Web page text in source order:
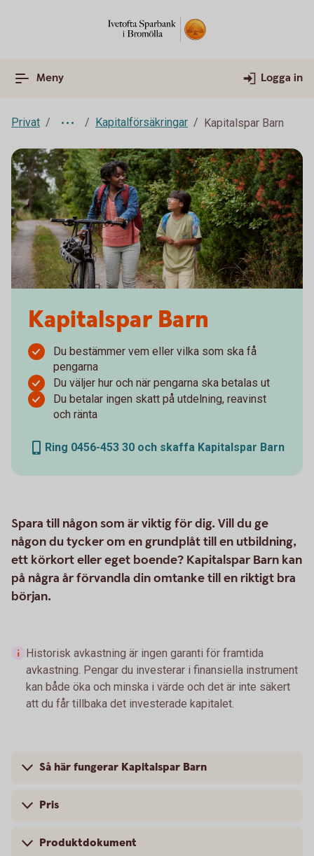
Meny Logga in
Privat Kapitalförsäkringar Kapitalspar Barn
Kapitalspar Barn
Du bestämmer vem eller vilka som ska få
pengarna
Du väljer hur och när pengarna ska betalas ut
Du betalar ingen skatt på utdelning, reavinst
och ränta
Ring 0456-453 30 och skaffa Kapitalspar Barn
Spara till någon som är viktig för dig. Vill du ge
någon du tycker om en grundplåt till en utbildning,
ett körkort eller eget boende? Kapitalspar Barn kan
på några år förvandla din omtanke till en riktigt bra
början.
Historisk avkastning är ingen garanti för framtida
avkastning. Pengar du investerar i finansiella instrument
kan både öka och minska i värde och det är inte säkert
att du får tillbaka det investerade kapitalet.
Så här fungerar Kapitalspar Barn
Pris
Produktdokument